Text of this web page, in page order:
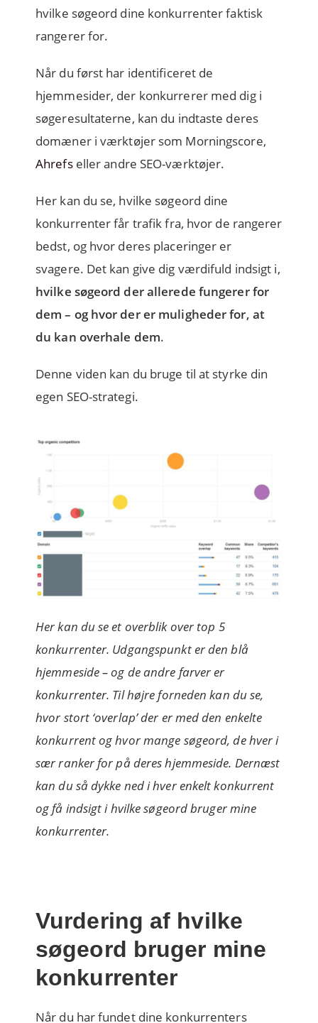
hvilke søgeord dine konkurrenter faktisk
rangerer for.
Når du først har identificeret de
hjemmesider, der konkurrerer med dig i
søgeresultaterne, kan du indtaste deres
domæner i værktøjer som Morningscore,
Ahrefseller andre SEO-værktøjer.
Her kan du se, hvilke søgeord dine
konkurrenter får trafik fra, hvor de rangerer
bedst, og hvor deres placeringer er
svagere. Det kan give dig værdifuld indsigt i,
hvilke søgeord der allerede fungerer for
dem – og hvor der er muligheder for, at
du kan overhale dem.
Denne viden kan du bruge til at styrke din
egen SEO-strategi.
Her kan du se et overblik over top 5
konkurrenter. Udgangspunkt er den blå
hjemmeside – og de andre farver er
konkurrenter. Til højre forneden kan du se,
hvor stort ‘overlap’ der er med den enkelte
konkurrent og hvor mange søgeord, de hver i
sær ranker for på deres hjemmeside. Dernæst
kan du så dykke ned i hver enkelt konkurrent
og få indsigt i hvilke søgeord bruger mine
konkurrenter.
Vurdering af hvilke
søgeord bruger mine
konkurrenter
Når du har fundet dine konkurrenters